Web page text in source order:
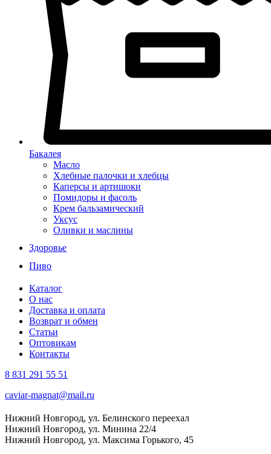
Бакалея
Масло
Хлебные палочки и хлебцы
Каперсы и артишоки
Помидоры и фасоль
Крем бальзамический
Уксус
Оливки и маслины
Здоровье
Пиво
Каталог
О нас
Доставка и оплата
Возврат и обмен
Статьи
Оптовикам
Контакты
8 831 291 55 51
caviar-magnat@mail.ru
Нижний Новгород, ул. Белинского переехал
Нижний Новгород, ул. Минина 22/4
Нижний Новгород, ул. Максима Горького, 45